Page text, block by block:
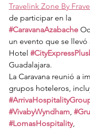
Travelink Zone By
de participar en la
#CaravanaAzabache
un evento que se llevó
Hotel
Guadalajara.
La Caravana reunió a
grupos hoteleros,
#VivabyWyndham,
#LomasHospitality,